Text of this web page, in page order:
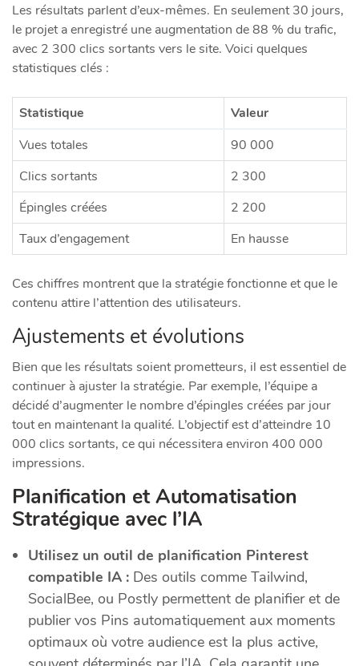
Les résultats parlent d’eux-mêmes. En seulement 30 jours,
le projet a enregistré une augmentation de 88 % du trafic,
avec 2 300 clics sortants vers le site. Voici quelques
statistiques clés :
Statistique
Valeur
Vues totales
90 000
Clics sortants
2 300
Épingles créées
2 200
Taux d’engagement
En hausse
Ces chiffres montrent que la stratégie fonctionne et que le
contenu attire l’attention des utilisateurs.
Ajustements et évolutions
Bien que les résultats soient prometteurs, il est essentiel de
continuer à ajuster la stratégie. Par exemple, l’équipe a
décidé d’augmenter le nombre d’épingles créées par jour
tout en maintenant la qualité. L’objectif est d’atteindre 10
000 clics sortants, ce qui nécessitera environ 400 000
impressions.
Planification et Automatisation
Stratégique avec l’IA
Utilisez un outil de planification Pinterest
compatible IA : Des outils comme Tailwind,
SocialBee, ou Postly permettent de planifier et de
publier vos Pins automatiquement aux moments
optimaux où votre audience est la plus active,